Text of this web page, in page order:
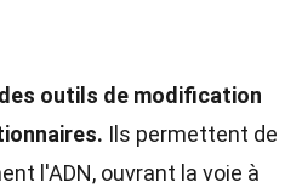
des outils de modification
Ils permettent de
l'ADN, ouvrant la voie à